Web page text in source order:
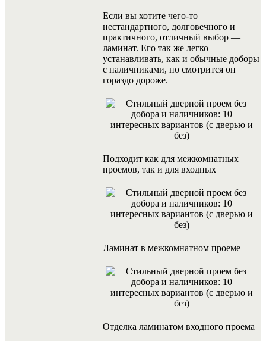
Если вы хотите чего-то
нестандартного, долговечного и
практичного, отличный выбор —
ламинат. Его так же легко
устанавливать, как и обычные доборы
с наличниками, но смотрится он
гораздо дороже.
Подходит как для межкомнатных
проемов, так и для входных
Ламинат в межкомнатном проеме
Отделка ламинатом входного проема